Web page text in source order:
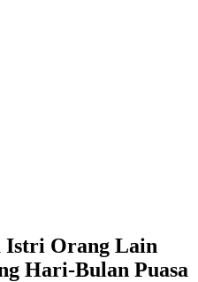
Istri Orang Lain
Hari-Bulan Puasa